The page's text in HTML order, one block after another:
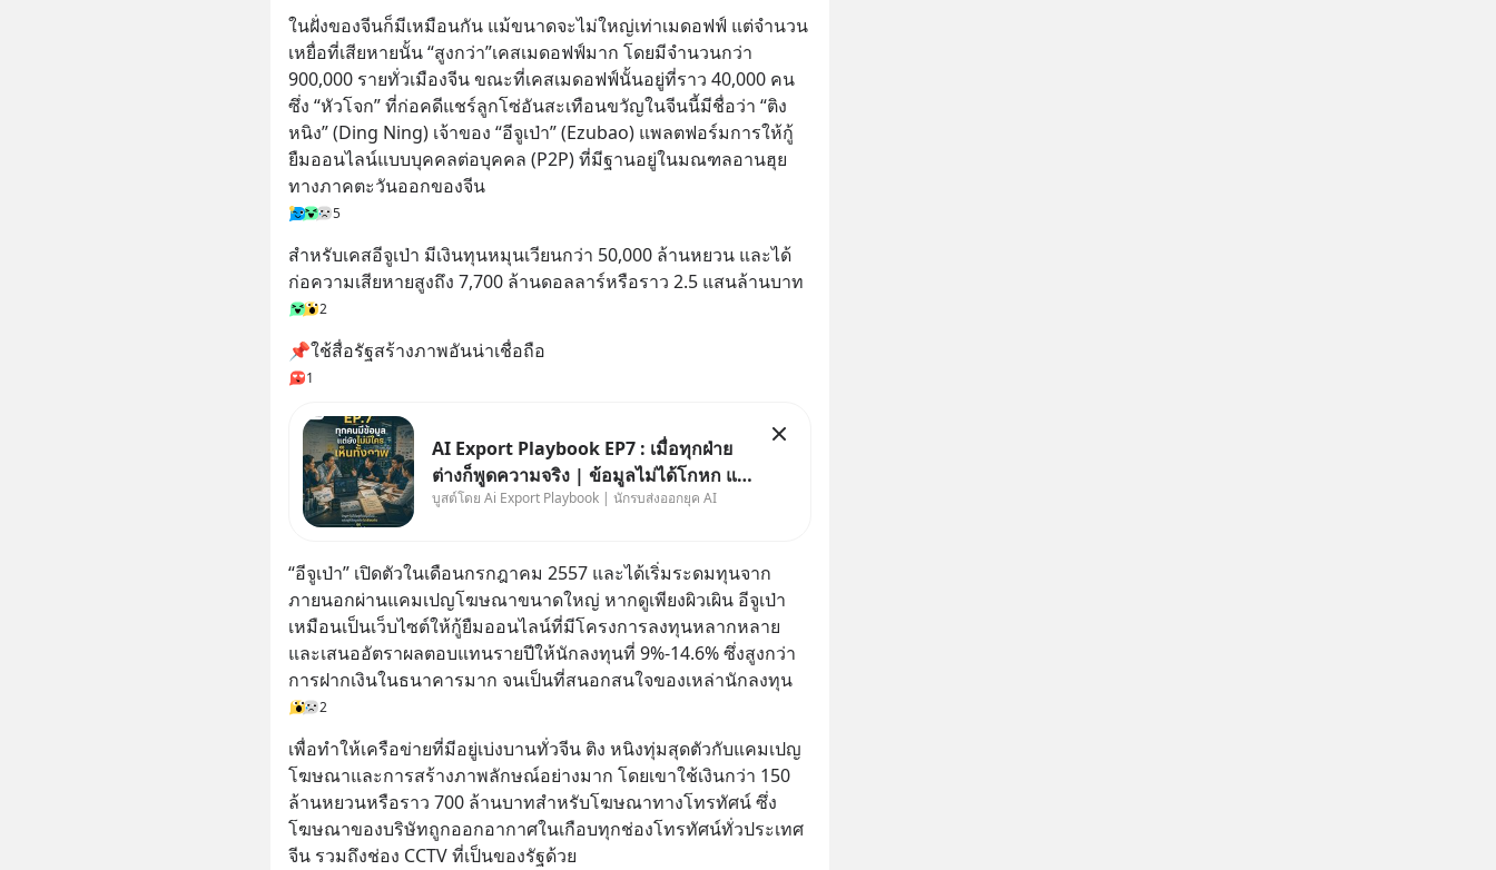
ในฝั่งของจีนก็มีเหมือนกัน แม้ขนาดจะไม่ใหญ่เท่าเมดอฟฟ์ แต่จำนวน
เหยื่อที่เสียหายนั้น “สูงกว่า”เคสเมดอฟฟ์มาก โดยมีจำนวนกว่า
900,000 รายทั่วเมืองจีน ขณะที่เคสเมดอฟฟ์นั้นอยู่ที่ราว 40,000 คน
ซึ่ง “หัวโจก” ที่ก่อคดีแชร์ลูกโซ่อันสะเทือนขวัญในจีนนี้มีชื่อว่า “ติง
หนิง” (Ding Ning) เจ้าของ “อีจูเป่า” (Ezubao) แพลตฟอร์มการให้กู้
ยืมออนไลน์แบบบุคคลต่อบุคคล (P2P) ที่มีฐานอยู่ในมณฑลอานฮุย
ทางภาคตะวันออกของจีน
5
สำหรับเคสอีจูเป่า มีเงินทุนหมุนเวียนกว่า 50,000 ล้านหยวน และได้
ก่อความเสียหายสูงถึง 7,700 ล้านดอลลาร์หรือราว 2.5 แสนล้านบาท
2
📌ใช้สื่อรัฐสร้างภาพอันน่าเชื่อถือ
1
AI Export Playbook EP7 : เมื่อทุกฝ่าย
ต่างก็พูดความจริง | ข้อมูลไม่ได้โกหก แต่
คนเราเลือกมองเฉพาะส่วนที่เกี่ยวกับตัว
บูสต์โดย Ai Export Playbook | นักรบส่งออกยุค AI
“อีจูเป่า” เปิดตัวในเดือนกรกฎาคม 2557 และได้เริ่มระดมทุนจาก
ภายนอกผ่านแคมเปญโฆษณาขนาดใหญ่ หากดูเพียงผิวเผิน อีจูเป่า
เหมือนเป็นเว็บไซต์ให้กู้ยืมออนไลน์ที่มีโครงการลงทุนหลากหลาย
และเสนออัตราผลตอบแทนรายปีให้นักลงทุนที่ 9%-14.6% ซึ่งสูงกว่า
การฝากเงินในธนาคารมาก จนเป็นที่สนอกสนใจของเหล่านักลงทุน
2
เพื่อทำให้เครือข่ายที่มีอยู่เบ่งบานทั่วจีน ติง หนิงทุ่มสุดตัวกับแคมเปญ
โฆษณาและการสร้างภาพลักษณ์อย่างมาก โดยเขาใช้เงินกว่า 150
ล้านหยวนหรือราว 700 ล้านบาทสำหรับโฆษณาทางโทรทัศน์ ซึ่ง
โฆษณาของบริษัทถูกออกอากาศในเกือบทุกช่องโทรทัศน์ทั่วประเทศ
จีน รวมถึงช่อง CCTV ที่เป็นของรัฐด้วย